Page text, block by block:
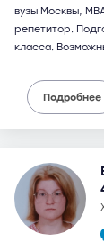
вузы Москвы,
репетитор.
класса.
Подробнее